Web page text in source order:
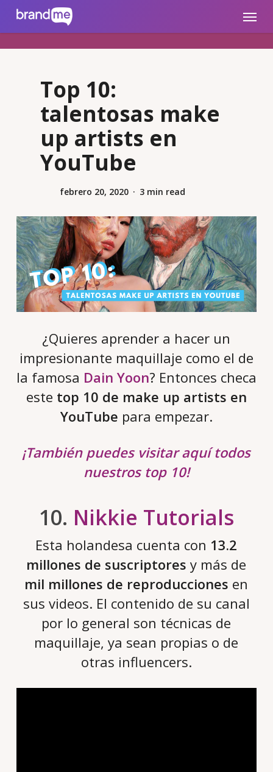
brandme.la Menu
Top 10:
talentosas make
up artists en
YouTube
febrero 20, 2020 3 min read
¿Quieres aprender a hacer un
impresionante maquillaje como el de
la famosa Dain Yoon? Entonces checa
este top 10 de make up artists en
YouTube para empezar.
¡También puedes visitar aquí todos
nuestros top 10!
10. Nikkie Tutorials
Esta holandesa cuenta con 13.2
millones de suscriptores y más de
mil millones de reproducciones en
sus videos. El contenido de su canal
por lo general son técnicas de
maquillaje, ya sean propias o de
otras influencers.